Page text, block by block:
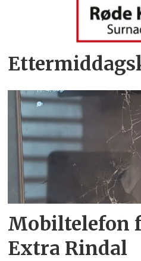
Mobiltelefon
Extra Rindal